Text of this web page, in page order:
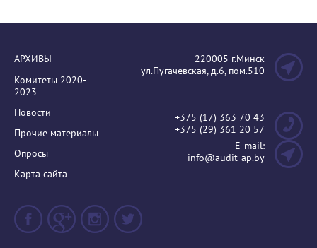
АРХИВЫ
Комитеты 2020-
2023
Новости
Прочие материалы
Опросы
Карта сайта
220005 г.Минск
ул.Пугачевская, д.6, пом.510
+375 (17) 363 70 43
+375 (29) 361 20 57
E-mail:
info@audit-ap.by